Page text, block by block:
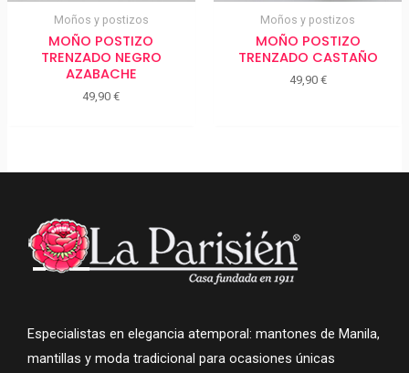
Moños y postizos
MOÑO POSTIZO
TRENZADO NEGRO
AZABACHE
49,90€
Moños y postizos
MOÑO POSTIZO
TRENZADO CASTAÑO
49,90 €
Especialistas en elegancia atemporal: mantones de Manila,
mantillas y moda tradicional para ocasiones únicas